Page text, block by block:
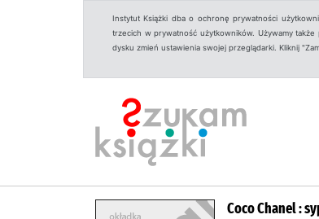
Instytut Książki dba o ochronę prywatności
trzecich w prywatność użytkowników. Używamy
dysku zmień ustawienia swojej przeglądarki. Kliknij
Coco Chanel :